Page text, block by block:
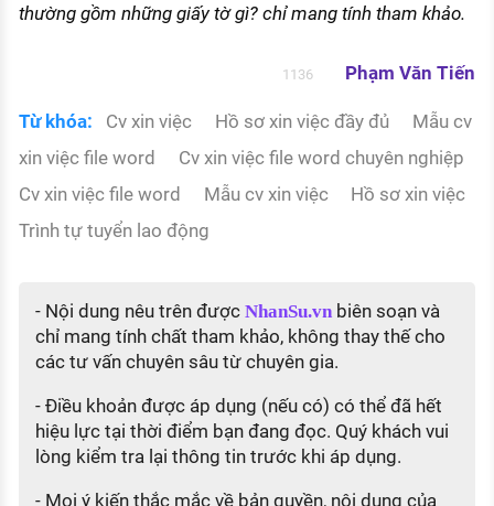
thường gồm những giấy tờ gì?chỉ mang tính tham khảo.
1136 Phạm Văn Tiến
Từ khóa: Cv xin việc Hồ sơ xin việc đầy đủ
Mẫu cv
xin việc file word
Cv xin việc file word chuyên nghiệp
Cv xin việc file word
Mẫu cv xin việc
Hồ sơ xin việc
Trình tự tuyển lao động
- Nội dung nêu trên được NhanSu.vnbiên soạn và
chỉ mang tính chất tham khảo, không thay thế cho
các tư vấn chuyên sâu từ chuyên gia.
- Điều khoản được áp dụng (nếu có) có thể đã hết
hiệu lực tại thời điểm bạn đang đọc. Quý khách vui
lòng kiểm tra lại thông tin trước khi áp dụng.
- Mọi ý kiến thắc mắc về bản quyền, nội dung của